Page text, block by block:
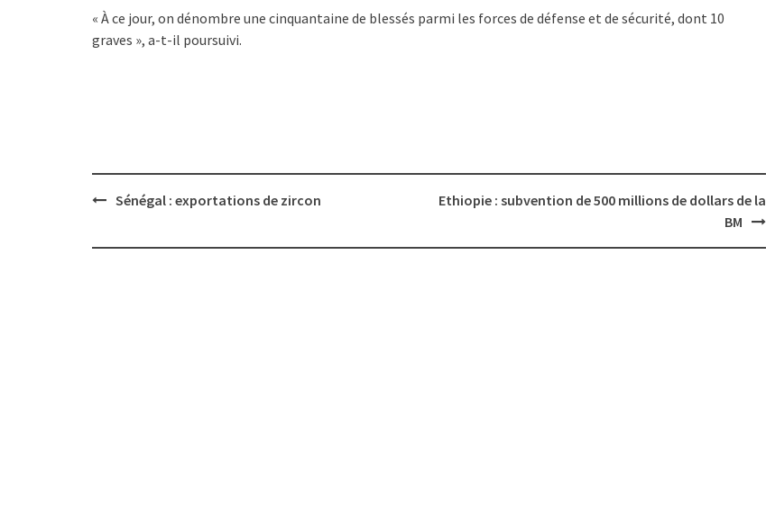
« À ce jour, on dénombre une cinquantaine de blessés parmi les forces de défense et de sécurité, dont 10
graves », a-t-il poursuivi.
PostSénégal : exportations de zircon
Ethiopie : subvention de 500 millions de dollars de la
BM